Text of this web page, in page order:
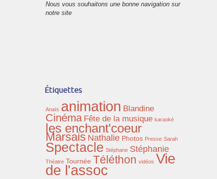
Nous vous souhaitons une bonne navigation sur
notre site
Étiquettes
Anaïs animation Blandine
Cinéma Fête de la musique karaoké
les enchant'coeur
Marsais Nathalie Photos Presse Sarah
Spectacle Stéphane Stéphanie
Théatre Tournée Téléthon vidéos Vie
de l'assoc